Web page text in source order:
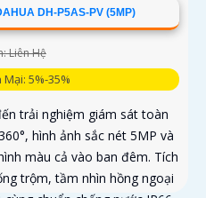
DH-P5AS-PV (5MP)
Liên Hệ
5%-35%
trải nghiệm giám sát toàn
hình ảnh sắc nét 5MP và
màu cả vào ban đêm. Tích
trộm, tầm nhìn hồng ngoại